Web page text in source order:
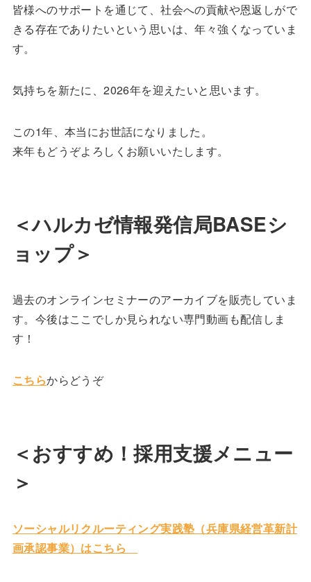
皆様へのサポートを通じて、社会への貢献や恩返しがで
きる存在でありたいという思いは、年々強くなっていま
す。
気持ちを新たに、2026年を迎えたいと思います。
この1年、本当にお世話になりました。
来年もどうぞよろしくお願いいたします。
＜ハルカゼ情報発信局BASEシ
ョップ＞
過去のオンラインセミナーのアーカイブを販売していま
す。今後はここでしか見られない専門動画も配信しま
す！
こちらからどうぞ
＜おすすめ！採用支援メニュー
＞
ソーシャルリクルーティング実践塾（兵庫県経営革新計
画承認事業）はこちら